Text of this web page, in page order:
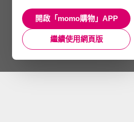
開啟「momo購物」APP
繼續使用網頁版